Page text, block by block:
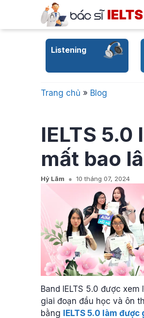
content
Listening
Trang chủ » Blog
IELTS 5.0
mất bao
Hỷ Lãm 10 tháng 07, 2024
Band IELTS 5.0 được
giai đoạn đầu học và ôn
bằng
IELTS 5.0 làm được